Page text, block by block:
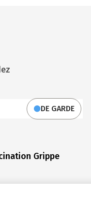
DE GARDE
Grippe